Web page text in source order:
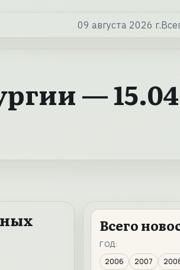
09 августа 2026 г.
—
Всего
ГОД:
2006
2007